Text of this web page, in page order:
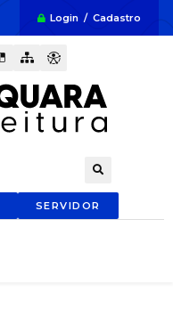
Login / Cadastro
SERVIDOR